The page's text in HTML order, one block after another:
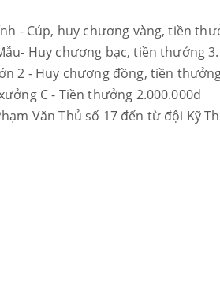
- Cúp, huy chương vàng, tiền
Huy chương bạc, tiền thưởng
2 - Huy chương đồng, tiền
C - Tiền thưởng 2.000.000đ
Văn Thủ số 17 đến từ đội Kỹ